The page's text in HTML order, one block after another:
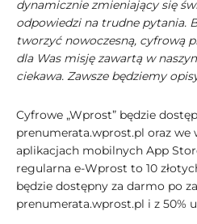
dynamicznie zmieniający się
odpowiedzi na trudne pytania.
tworzyć nowoczesną, cyfrową
dla Was misję zawartą w
ciekawa. Zawsze będziemy
Cyfrowe „Wprost” będzie
prenumerata.wprost.pl oraz we
aplikacjach mobilnych App
regularna e-Wprost to 10
będzie dostępny za darmo po
prenumerata.wprost.pl i z 50%